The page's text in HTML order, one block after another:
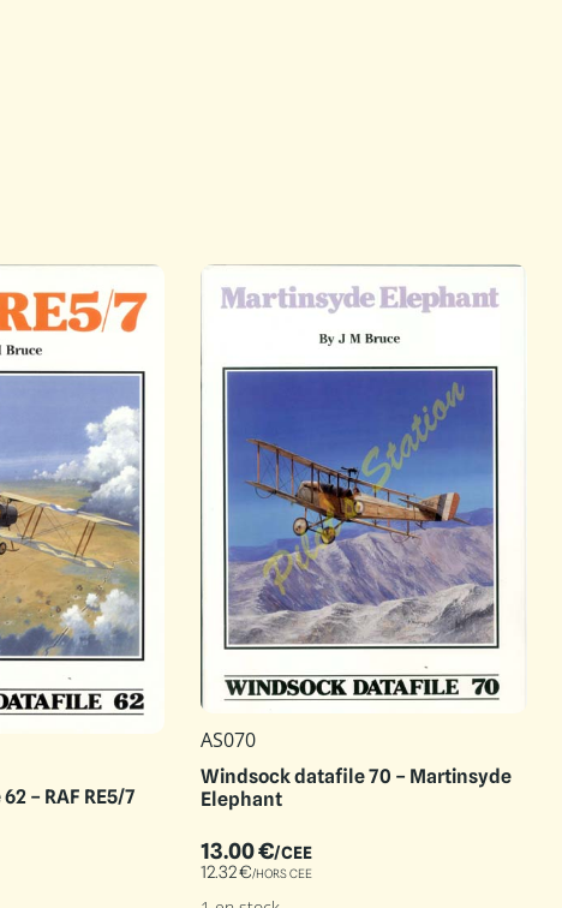
– RAF RE5/7
AS070
Windsock datafile 70 – Martinsyde
Elephant
13.00€/CEE
12.32€/HORS CEE